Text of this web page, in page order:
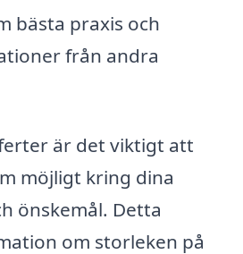
bästa praxis och
från andra
är det viktigt att
möjligt kring dina
önskemål. Detta
om storleken på